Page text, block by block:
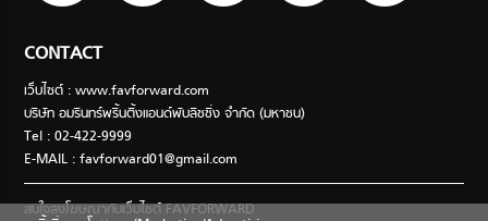
CONTACT
เว็บไซต์ : www.favforward.com
บริษัท อมรินทร์พริ้นติ้งแอนด์พับลิชชิ่ง จำกัด (มหาชน)
Tel : 02-422-9999
E-MAIL :favforward01@gmail.com
สนใจลงโฆษณากับเว็บไซต์ FAVFORWARD